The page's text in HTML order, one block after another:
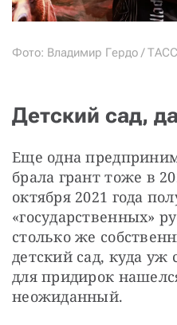
Фото: Владимир Гердо / ТАСС
Детский сад,
Еще одна
брала грант тоже в
октября 2021 года
«государственных»
столько же
детский сад, куда уж
для придирок
неожиданный.